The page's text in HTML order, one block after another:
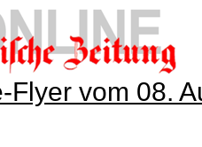
Flyer vom 08.